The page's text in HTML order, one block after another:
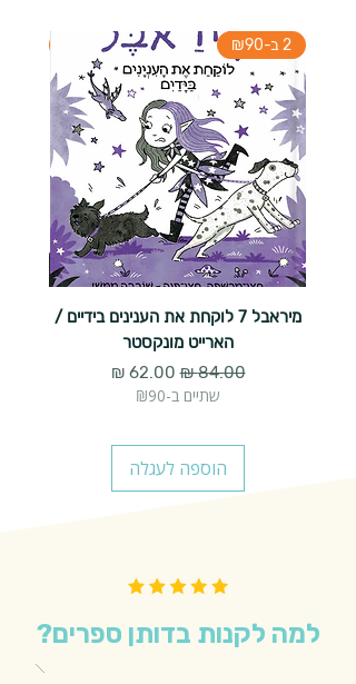
2 ב-₪90
מיראבל 7 לוקחת את הענינים בידיים /
הארייט מונקסטר
מחיר רגיל‏84.00 ‏₪ מחיר מבצע
שתיים ב-₪90
הוספה לעגלה
למה לקנות בדותן ספרים?